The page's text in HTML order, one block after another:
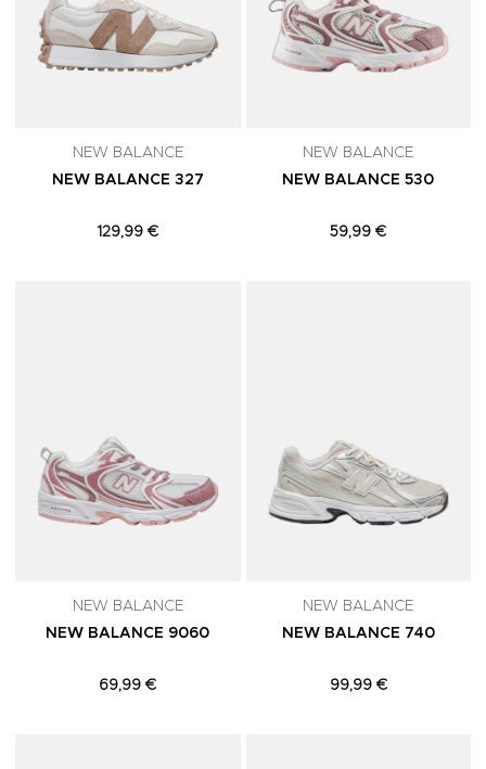
NEW BALANCE
NEW BALANCE 327
129,99 €
NEW BALANCE
NEW BALANCE 530
59,99 €
NEW BALANCE
NEW BALANCE 9060
69,99 €
NEW BALANCE
NEW BALANCE 740
99,99 €